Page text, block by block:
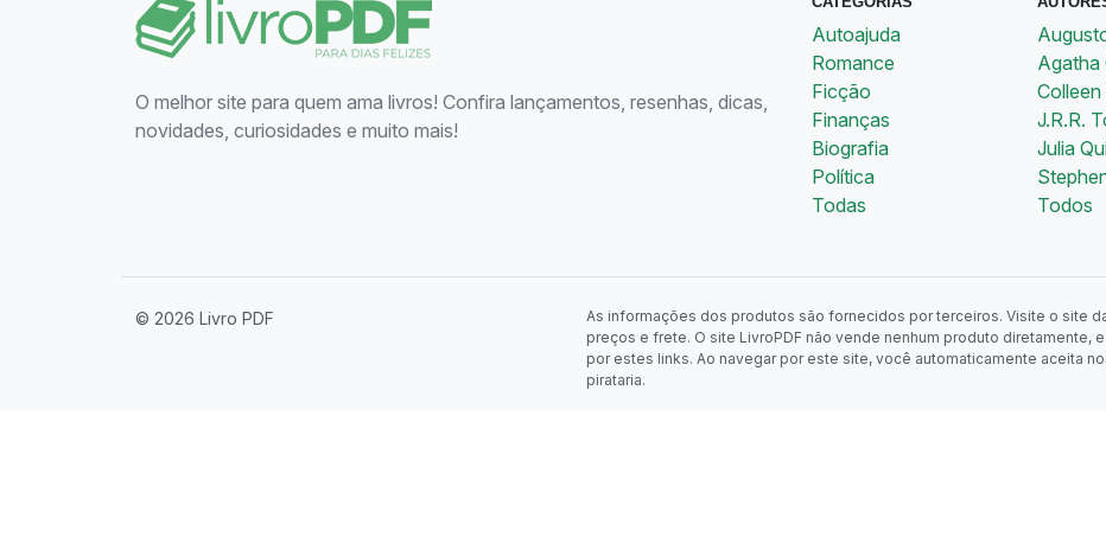
O melhor site para quem ama livros! Confira lançamentos, resenhas, dicas,
novidades, curiosidades e muito mais!
Autoajuda
Romance
Ficção
Finanças
Biografia
Política
Todas
Agatha
J.R.R.
Julia
Todos
© 2026 Livro PDF
As informações dos produtos são fornecidos por terceiros. Visite o site
preços e frete. O site LivroPDF não vende nenhum produto
por estes links. Ao navegar por este site, você automaticamente aceita
pirataria.